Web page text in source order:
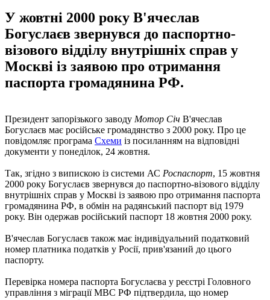
У жовтні 2000 року В'ячеслав
Богуслаєв звернувся до паспортно-
візового відділу внутрішніх справ у
Москві із заявою про отримання
паспорта громадянина РФ.
Президент запорізького заводу Мотор Січ В'ячеслав
Богуслаєв має російське громадянство з 2000 року. Про це
повідомляє програма Схеми із посиланням на відповідні
документи у понеділок, 24 жовтня.
Так, згідно з випискою із системи АС Роспаспорт, 15 жовтня
2000 року Богуслаєв звернувся до паспортно-візового відділу
внутрішніх справ у Москві із заявою про отримання паспорта
громадянина РФ, в обмін на радянський паспорт від 1979
року. Він одержав російський паспорт 18 жовтня 2000 року.
В'ячеслав Богуслаєв також має індивідуальний податковий
номер платника податків у Росії, прив'язаний до цього
паспорту.
Перевірка номера паспорта Богуслаєва у реєстрі Головного
управління з міграції МВС РФ підтвердила, що номер